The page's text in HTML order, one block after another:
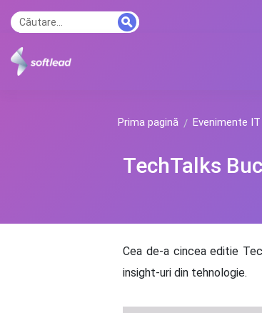
Prima pagină Evenimente IT
TechTalks
Cea de-a cincea editie
insight-uri din tehnologie.